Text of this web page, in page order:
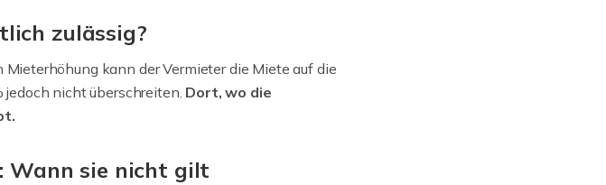
zulässig?
kann der Vermieter die Miete auf die
jedoch nicht überschreiten. Dort, wo die
Wann sie nicht gilt